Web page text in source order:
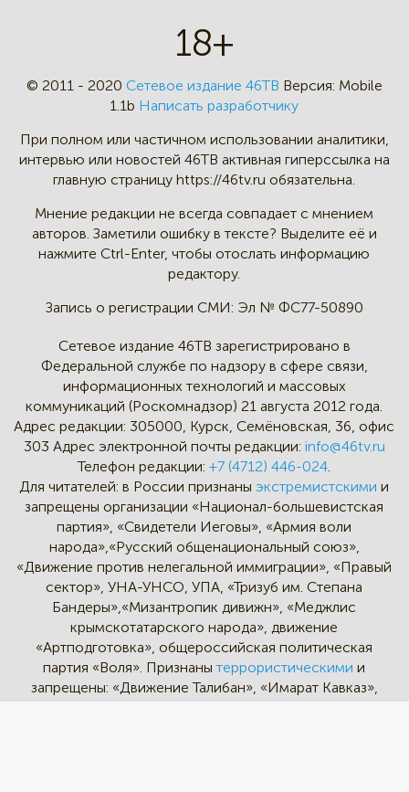
18+
© 2011 - 2020 Сетевое издание 46ТВ Версия: Mobile
1.1b Написать разработчику
При полном или частичном использовании аналитики,
интервью или новостей 46TB активная гиперссылка на
главную страницу https://46tv.ru обязательна.
Мнение редакции не всегда совпадает с мнением
авторов. Заметили ошибку в тексте? Выделите её и
нажмите Ctrl-Enter, чтобы отослать информацию
редактору.
Запись о регистрации СМИ: Эл № ФС77-50890
Сетевое издание 46ТВ зарегистрировано в
Федеральной службе по надзору в сфере связи,
информационных технологий и массовых
коммуникаций (Роскомнадзор) 21 августа 2012 года.
Адрес редакции: 305000, Курск, Семёновская, 36, офис
303 Адрес электронной почты редакции: info@46tv.ru
Телефон редакции: +7 (4712) 446-024
Для читателей: в России признаныэкстремистскими и
запрещены организации «Национал-большевистская
партия», «Свидетели Иеговы», «Армия воли
народа»,«Русский общенациональный союз»,
«Движение против нелегальной иммиграции», «Правый
сектор», УНА-УНСО, УПА, «Тризуб им. Степана
Бандеры»,«Мизантропик дивижн», «Меджлис
крымскотатарского народа», движение
«Артподготовка», общероссийская политическая
партия «Воля». Признанытеррористическими и
запрещены: «Движение Талибан», «Имарат Кавказ»,